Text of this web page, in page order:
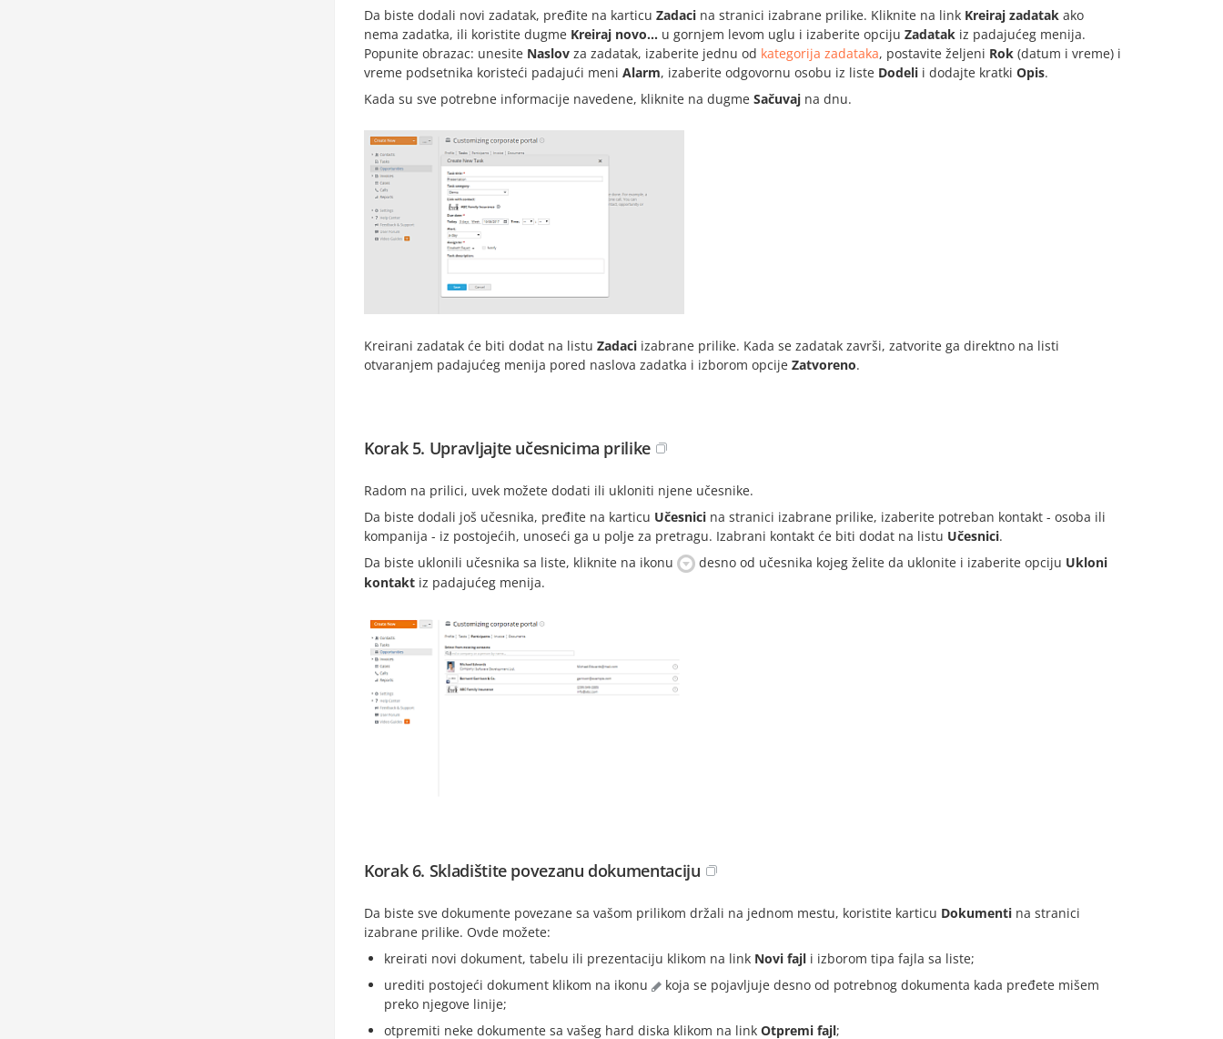
Da biste dodali novi zadatak, pređite na karticu Zadaci na stranici izabrane prilike. Kliknite na link Kreiraj zadatak ako
nema zadatka, ili koristite dugme Kreiraj novo... u gornjem levom uglu i izaberite opciju Zadatak iz padajućeg menija.
Popunite obrazac: unesite Naslov za zadatak, izaberite jednu od kategorija zadataka, postavite željeni Rok (datum i vreme) i
vreme podsetnika koristeći padajući meni Alarm, izaberite odgovornu osobu iz liste Dodeli i dodajte kratki Opis.
Kada su sve potrebne informacije navedene, kliknite na dugme Sačuvaj na dnu.
Kreirani zadatak će biti dodat na listu Zadaci izabrane prilike. Kada se zadatak završi, zatvorite ga direktno na listi
otvaranjem padajućeg menija pored naslova zadatka i izborom opcije Zatvoreno.
Korak 5. Upravljajte učesnicima prilike
Radom na prilici, uvek možete dodati ili ukloniti njene učesnike.
Da biste dodali još učesnika, pređite na karticu Učesnici na stranici izabrane prilike, izaberite potreban kontakt - osoba ili
kompanija - iz postojećih, unoseći ga u polje za pretragu. Izabrani kontakt će biti dodat na listu Učesnici.
Da biste uklonili učesnika sa liste, kliknite na ikonu
desno od učesnika kojeg želite da uklonite i izaberite opciju Ukloni
kontakt iz padajućeg menija.
Korak 6. Skladištite povezanu dokumentaciju
Da biste sve dokumente povezane sa vašom prilikom držali na jednom mestu, koristite karticu Dokumenti na stranici
izabrane prilike. Ovde možete:
kreirati novi dokument, tabelu ili prezentaciju klikom na link Novi fajl i izborom tipa fajla sa liste;
urediti postojeći dokument klikom na ikonu
koja se pojavljuje desno od potrebnog dokumenta kada pređete mišem
preko njegove linije;
otpremiti neke dokumente sa vašeg hard diska klikom na link Otpremi fajl;